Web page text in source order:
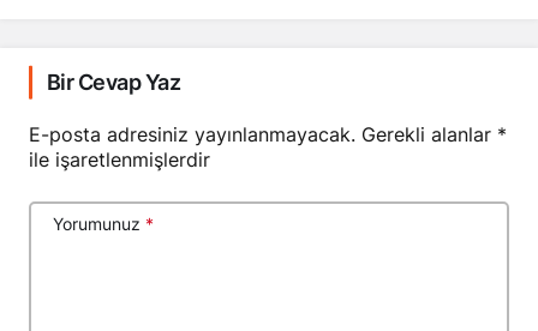
Bir Cevap Yaz
E-posta adresiniz yayınlanmayacak. Gerekli alanlar *
ile işaretlenmişlerdir
Yorumunuz *